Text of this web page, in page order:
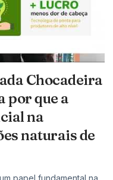
Chocadeira
por que a
na
naturais de